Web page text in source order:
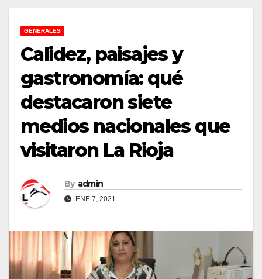
GENERALES
Calidez, paisajes y
gastronomía: qué
destacaron siete
medios nacionales que
visitaron La Rioja
By admin
ENE 7, 2021